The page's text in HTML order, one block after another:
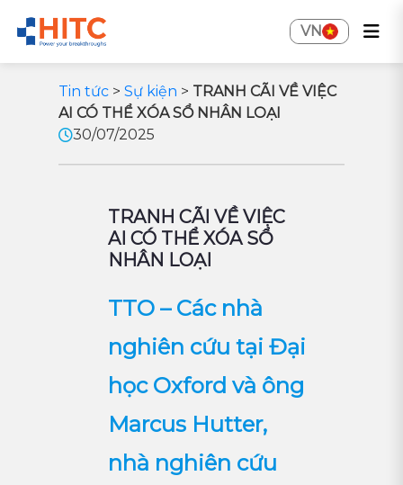
VN
Tin tức > Sự kiện > TRANH CÃI VỀ VIỆC
AI CÓ THỂ XÓA SỔ NHÂN LOẠI
30/07/2025
TRANH CÃI VỀ VIỆC
AI CÓ THỂ XÓA SỔ
NHÂN LOẠI
TTO – Các nhà
nghiên cứu tại Đại
học Oxford và ông
Marcus Hutter,
nhà nghiên cứu